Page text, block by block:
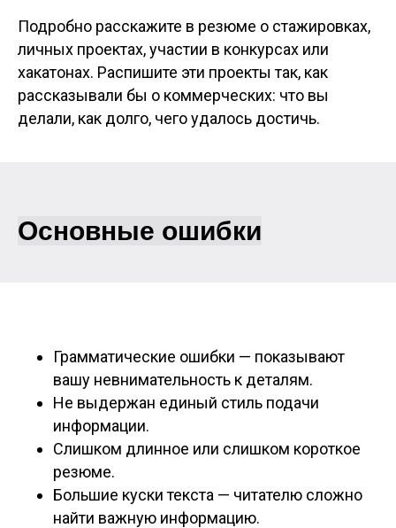
Подробно расскажите в резюме о стажировках,
личных проектах, участии в конкурсах или
хакатонах. Распишите эти проекты так, как
рассказывали бы о коммерческих: что вы
делали, как долго, чего удалось достичь.
Основные ошибки
Грамматические ошибки — показывают
вашу невнимательность к деталям.
Не выдержан единый стиль подачи
информации.
Слишком длинное или слишком короткое
резюме.
Большие куски текста — читателю сложно
найти важную информацию.